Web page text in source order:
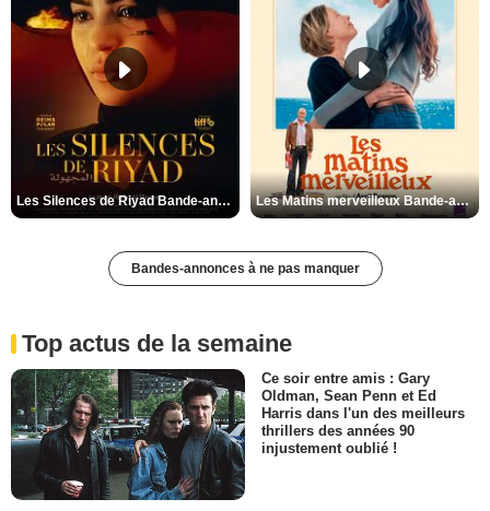
Les Silences de Riyad Bande-annonce VO STFR Les Matins merveilleux Bande-annonce VF
Bandes-annonces à ne pas manquer
Top actus de la semaine
Ce soir entre amis : Gary
Oldman, Sean Penn et Ed
Harris dans l'un des meilleurs
thrillers des années 90
injustement oublié !